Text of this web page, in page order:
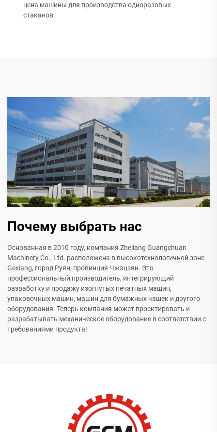
цена машины для производства одноразовых
стаканов
Почему выбрать нас
Основанная в 2010 году, компания Zhejiang Guangchuan
Machinery Co., Ltd. расположена в высокотехнологичной зоне
Gexiang, город Руян, провинция Чжэцзян. Это
профессиональный производитель, интегрирующий
разработку и продажу изогнутых печатных машин,
упаковочных машин, машин для бумажных чашек и другого
оборудования. Теперь компания может проектировать и
разрабатывать механическое оборудование в соответствии с
требованиями продукта!